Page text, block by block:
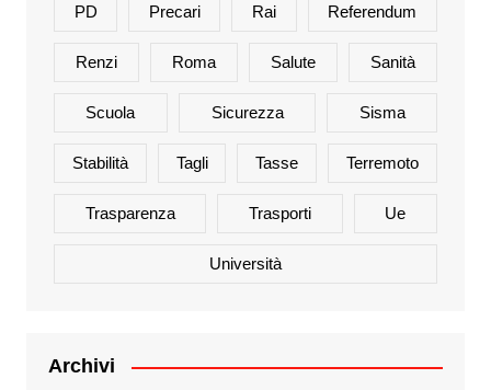
PD Precari Rai Referendum
Renzi Roma Salute Sanità
Scuola Sicurezza Sisma
Stabilità Tagli Tasse Terremoto
Trasparenza Trasporti Ue
Università
Archivi